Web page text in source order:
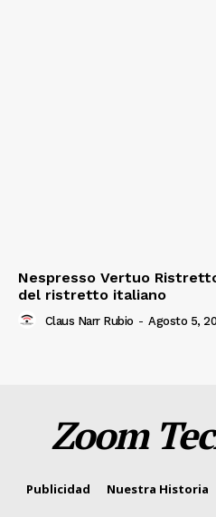
Nespresso Vertuo
del ristretto italiano
Claus Narr Rubio - Agosto 5,
Zoom
Publicidad Nuestra Historia